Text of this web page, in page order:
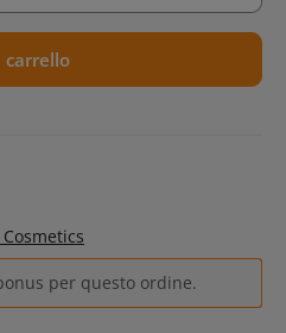
carrello
per questo ordine.